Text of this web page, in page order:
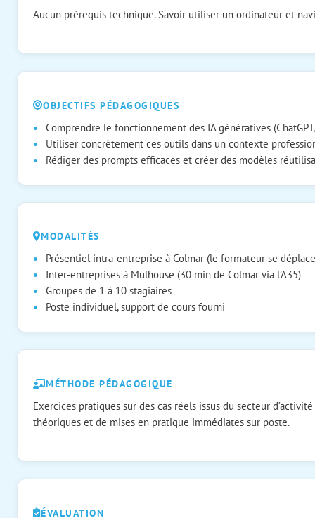
Aucun prérequis technique. Savoir utiliser un ordinateur et
OBJECTIFS PÉDAGOGIQUES
Comprendre le fonctionnement des IA génératives
Utiliser concrètement ces outils dans un contexte
Rédiger des prompts efficaces et créer des modèles
MODALITÉS
Présentiel intra-entreprise à Colmar (le formateur se
Inter-entreprises à Mulhouse (30 min de Colmar via l’A35)
Groupes de 1 à 10 stagiaires
Poste individuel, support de cours fourni
MÉTHODE PÉDAGOGIQUE
Exercices pratiques sur des cas réels issus du secteur
théoriques et de mises en pratique immédiates sur poste.
ÉVALUATION